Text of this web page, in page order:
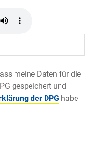
meine Daten für die
gespeichert und
der DPG habe